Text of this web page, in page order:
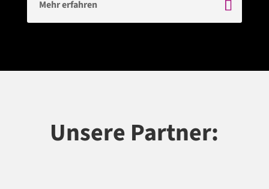
Mehr erfahren
Unsere Partner: